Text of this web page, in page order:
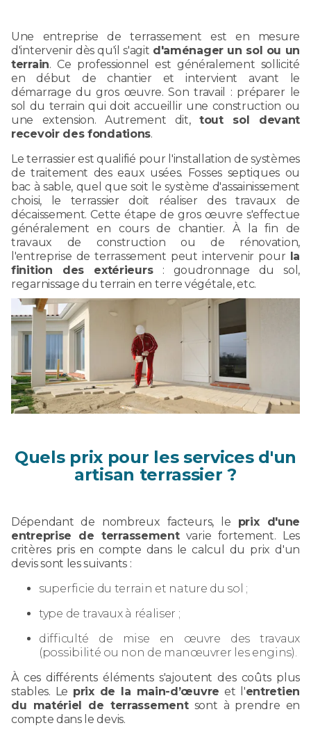
Une entreprise de terrassement est en mesure
d'intervenir dès qu'il s'agit d'aménager un sol ou un
terrain. Ce professionnel est généralement sollicité
en début de chantier et intervient avant le
démarrage du gros œuvre. Son travail : préparer le
sol du terrain qui doit accueillir une construction ou
une extension. Autrement dit, tout sol devant
recevoir des fondations.
Le terrassier est qualifié pour l'installation de systèmes
de traitement des eaux usées. Fosses septiques ou
bac à sable, quel que soit le système d'assainissement
choisi, le terrassier doit réaliser des travaux de
décaissement. Cette étape de gros œuvre s'effectue
généralement en cours de chantier. À la fin de
travaux de construction ou de rénovation,
l'entreprise de terrassement peut intervenir pour la
finition des extérieurs: goudronnage du sol,
regarnissage du terrain en terre végétale, etc.
Quels prix pour les services d'un
artisan terrassier ?
Dépendant de nombreux facteurs, le prix d'une
entreprise de terrassementvarie fortement. Les
critères pris en compte dans le calcul du prix d'un
devis sont les suivants :
superficie du terrain et nature du sol ;
type de travaux à réaliser ;
difficulté de mise en œuvre des travaux
(possibilité ou non de manœuvrer les engins).
À ces différents éléments s'ajoutent des coûts plus
stables. Le prix de la main-d’œuvre et l'entretien
du matériel de terrassementsont à prendre en
compte dans le devis.